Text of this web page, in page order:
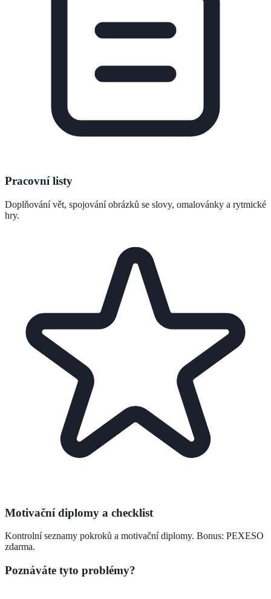
Pracovní listy
Doplňování vět, spojování obrázků se slovy, omalovánky a rytmické
hry.
Motivační diplomy a checklist
Kontrolní seznamy pokroků a motivační diplomy. Bonus: PEXESO
zdarma.
Poznáváte tyto problémy?